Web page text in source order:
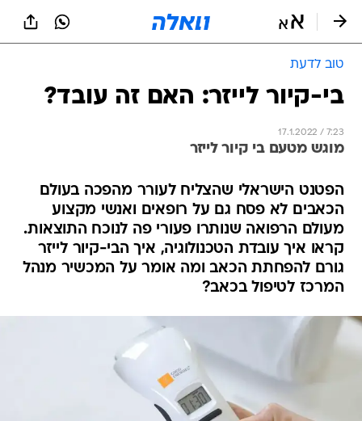
טוב לדעת
בי-קיור לייזר: האם זה עובד?
17.1.2022 / 7:23
מוגש מטעם בי קיור לייזר
הפטנט הישראלי שהצליח לעורר מהפכה בעולם
הכאבים לא פסח גם על רופאים ואנשי מקצוע
מעולם הרפואה שנותרו פעורי פה לנוכח התוצאות.
קראו איך עובדת הטכנולוגיה, איך הבי-קיור לייזר
גורם להפחתת הכאב ומה אומר על המכשיר מנהל
המרכז לטיפול בכאב?